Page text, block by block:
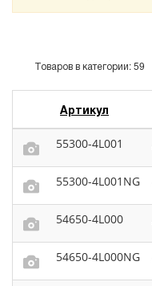
Товаров в категории: 59
Артикул
55300-4L001
55300-4L001NG
54650-4L000
54650-4L000NG